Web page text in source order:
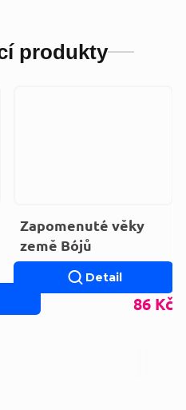
produkty
Zapomenuté věky
země Bójů
86 Kč
Detail